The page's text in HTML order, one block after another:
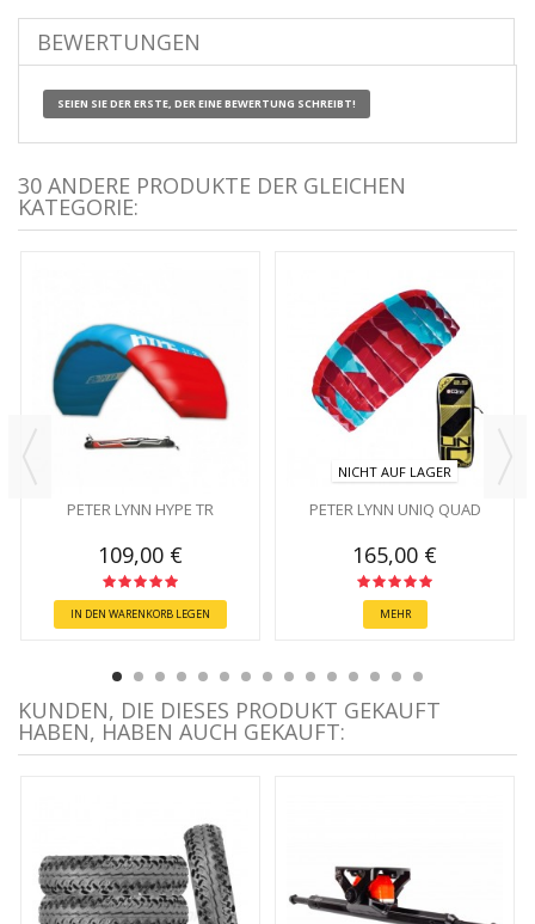
BEWERTUNGEN
SEIEN SIE DER ERSTE, DER EINE BEWERTUNG SCHREIBT!
30 ANDERE PRODUKTE DER GLEICHEN
KATEGORIE:
PETER LYNN HYPE TR
109,00 €
IN DEN WARENKORB LEGEN
NICHT AUF LAGER
PETER LYNN UNIQ QUAD
165,00 €
MEHR
KUNDEN, DIE DIESES PRODUKT GEKAUFT
HABEN, HABEN AUCH GEKAUFT: